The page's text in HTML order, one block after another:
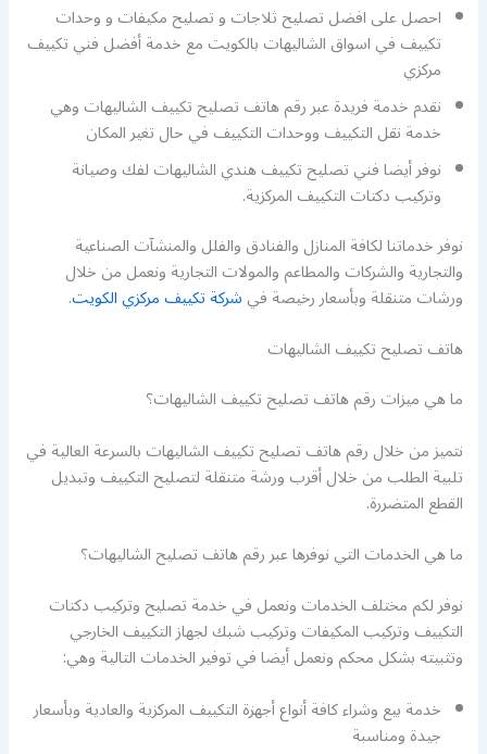
احصل على افضل تصليح ثلاجات و تصليح مكيفات و وحدات
تكييف في اسواق الشاليهات بالكويت مع خدمة أفضل فني تكييف
مركزي
نقدم خدمة فريدة عبر رقم هاتف تصليح تكييف الشاليهات وهي
خدمة نقل التكييف ووحدات التكييف في حال تغير المكان
نوفر أيضا فني تصليح تكييف هندي الشاليهات لفك وصيانة
وتركيب دكتات التكييف المركزية.
نوفر خدماتنا لكافة المنازل والفنادق والفلل والمنشآت الصناعية
والتجارية والشركات والمطاعم والمولات التجارية ونعمل من خلال
ورشات متنقلة وبأسعار رخيصة فيشركة تكييف مركزي الكويت.
هاتف تصليح تكييف الشاليهات
ما هي ميزات رقم هاتف تصليح تكييف الشاليهات؟
نتميز من خلال رقم هاتف تصليح تكييف الشاليهات بالسرعة العالية في
تلبية الطلب من خلال أقرب ورشة متنقلة لتصليح التكييف وتبديل
القطع المتضررة.
ما هي الخدمات التي نوفرها عبر رقم هاتف تصليح الشاليهات؟
نوفر لكم مختلف الخدمات ونعمل في خدمة تصليح وتركيب دكتات
التكييف وتركيب المكيفات وتركيب شبك لجهاز التكييف الخارجي
وتثبيته بشكل محكم ونعمل أيضا في توفير الخدمات التالية وهي:
خدمة بيع وشراء كافة أنواع أجهزة التكييف المركزية والعادية وبأسعار
جيدة ومناسبة